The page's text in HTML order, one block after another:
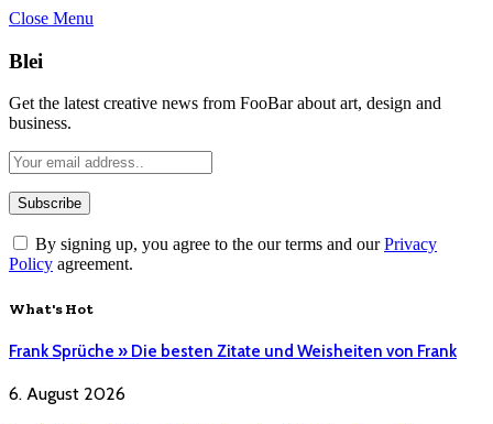
Close Menu
Blei
Get the latest creative news from FooBar about art, design and
business.
By signing up, you agree to the our terms and ourPrivacy
Policy agreement.
What's Hot
Frank Sprüche » Die besten Zitate und Weisheiten von Frank
6. August 2026